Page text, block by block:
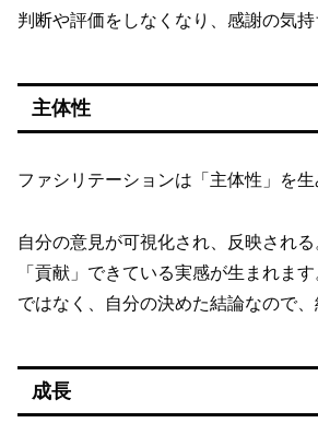
判断や評価をしなくなり、感謝の気持
主体性
ファシリテーションは「主体性」を生
自分の意見が可視化され、反映され
「貢献」できている実感が生まれま
ではなく、自分の決めた結論なので、
成長